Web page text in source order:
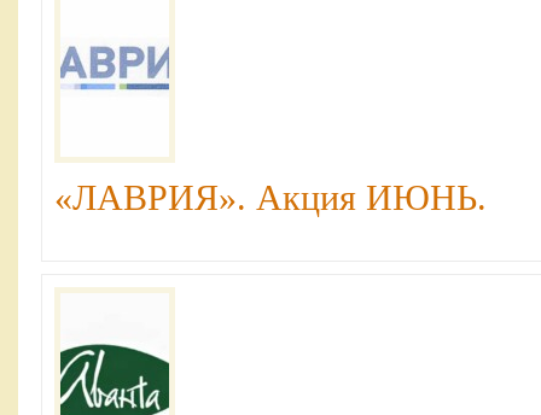
«ЛАВРИЯ». Акция ИЮНЬ.